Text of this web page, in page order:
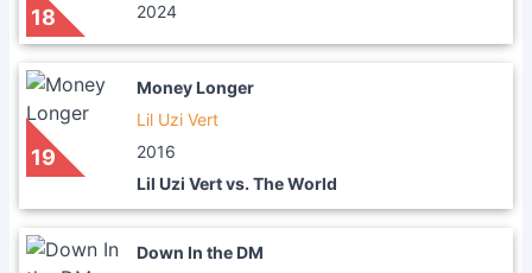
18
2024
19
Money Longer
Lil Uzi Vert
2016
Lil Uzi Vert vs. The World
Down In the DM